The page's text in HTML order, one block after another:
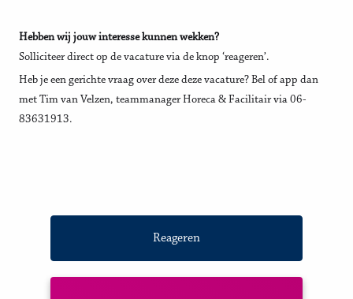
Hebben wij jouw interesse kunnen wekken?
Solliciteer direct op de vacature via de knop ‘reageren’.
Heb je een gerichte vraag over deze deze vacature? Bel of app dan
met Tim van Velzen, teammanager Horeca & Facilitair via 06-
83631913.
Reageren